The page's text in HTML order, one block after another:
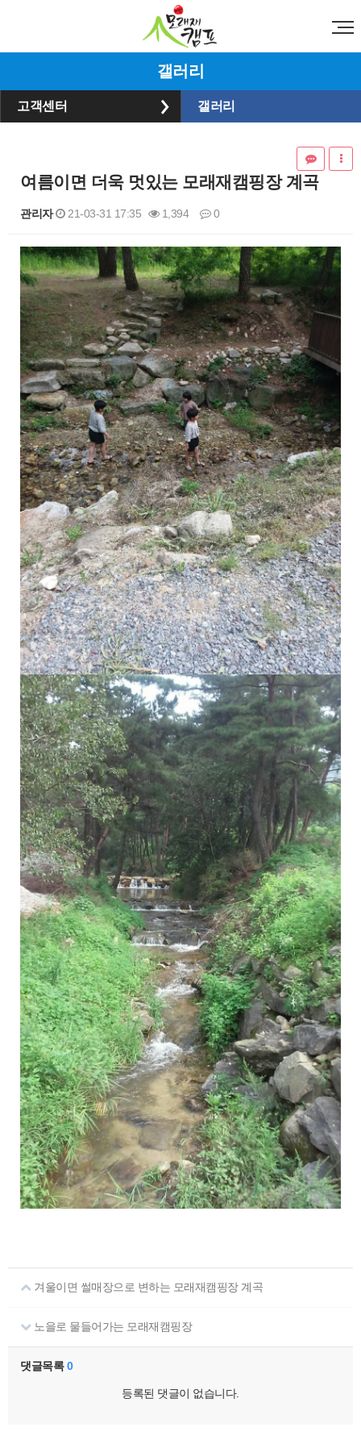
갤러리
고객센터 갤러리
여름이면 더욱 멋있는 모래재캠핑장 계곡
관리자 21-03-31 17:35 1,394 0
본문
겨울이면 썰매장으로 변하는 모래재캠핑장 계곡
노을로 물들어가는 모래재캠핑장
댓글목록0
등록된 댓글이 없습니다.